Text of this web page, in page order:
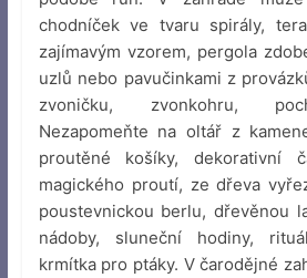
chodníček ve tvaru spirály,
zajímavým vzorem, pergola
uzlů nebo pavučinkami z
zvoničku, zvonkohru,
Nezapomeňte na oltář z
proutěné košíky, dekorativní
magického proutí, ze dřeva
poustevnickou berlu, dřevěnou
nádoby, sluneční hodiny,
krmítka pro ptáky. V čarodějné